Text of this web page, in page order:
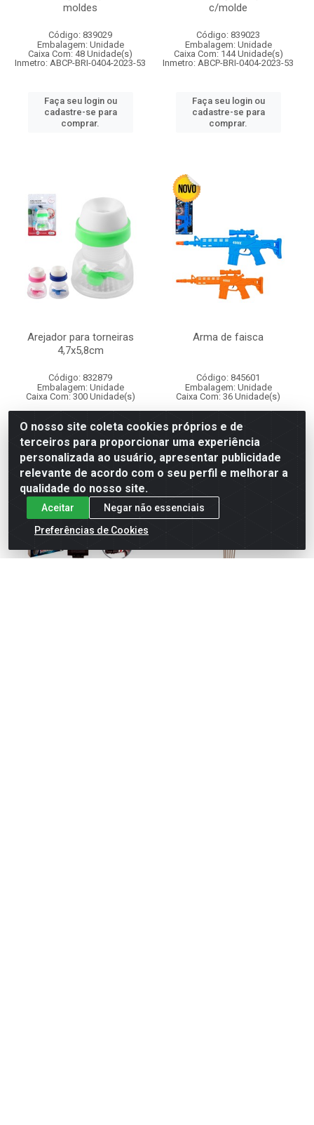
moldes
Código: 839029
Embalagem: Unidade
Caixa Com: 48 Unidade(s)
Inmetro: ABCP-BRI-0404-2023-53
Faça seu login ou
cadastre-se para
comprar.
c/molde
Código: 839023
Embalagem: Unidade
Caixa Com: 144 Unidade(s)
Inmetro: ABCP-BRI-0404-2023-53
Faça seu login ou
cadastre-se para
comprar.
Arejador para torneiras
4,7x5,8cm
Código: 832879
Embalagem: Unidade
Caixa Com: 300 Unidade(s)
cadastre-se para
comprar.
Arma de faisca
Código: 845601
Embalagem: Unidade
Caixa Com: 36 Unidade(s)
Faça seu login ou
cadastre-se para
comprar.
O nosso site coleta cookies próprios e de
terceiros para proporcionar uma experiência
personalizada ao usuário, apresentar publicidade
relevante de acordo com o seu perfil e melhorar a
qualidade do nosso site.
Aceitar
Negar não essenciais
Preferências de Cookies